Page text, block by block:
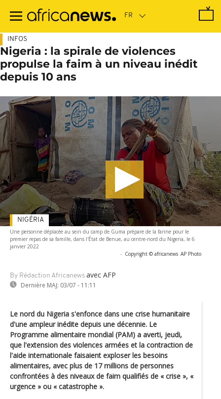
contenu
INFOS
Nigeria : la spirale de violences
propulse la faim à un niveau inédit
depuis 10 ans
Une personne déplacée au sein du camp de Guma prépare de la farine pour le
premier repas de sa famille, dans l'État de Benue, au centre-nord du Nigeria, le 6
janvier 2022
- Copyright © africanews AP Photo
By Rédaction Africanews avec AFP
Dernière MAJ: 03/07 - 11:11
NIGÉRIA
Le nord du Nigeria s'enfonce dans une crise humanitaire
d'une ampleur inédite depuis une décennie. Le
Programme alimentaire mondial (PAM) a averti, jeudi,
que l'extension des violences armées et la contraction de
l'aide internationale faisaient exploser les besoins
alimentaires, avec plus de 17 millions de personnes
confrontées à des niveaux de faim qualifiés de « crise », «
urgence » ou « catastrophe ».